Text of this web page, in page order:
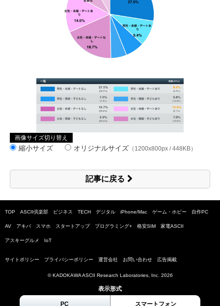
画像サイズ切り替え
縮小サイズ オリジナルサイズ （1200x800px / 448KB）
記事に戻る
TOP ASCII倶楽部 ビジネス TECH デジタル iPhone/Mac ゲーム・ホビー 自作PC
AV アキバ スマホ スタートアップ プログラミング+ 格安SIM 家電ASCII
アスキーグルメ IoT
サイトポリシー プライバシーポリシー 運営会社 お問い合わせ 広告掲載
© KADOKAWA ASCII Research Laboratories, Inc. 2026
表示形式
PC スマートフォン